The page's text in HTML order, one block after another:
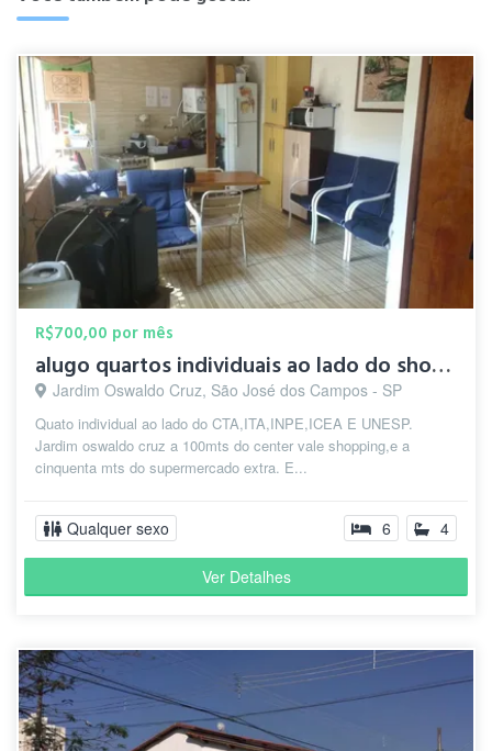
R$700,00 por mês
alugo quartos individuais ao lado do shopin center vale
Jardim Oswaldo Cruz, São José dos Campos - SP
Quato individual ao lado do CTA,ITA,INPE,ICEA E UNESP.
Jardim oswaldo cruz a 100mts do center vale shopping,e a
cinquenta mts do supermercado extra. E...
Qualquer sexo 6 4
Ver Detalhes